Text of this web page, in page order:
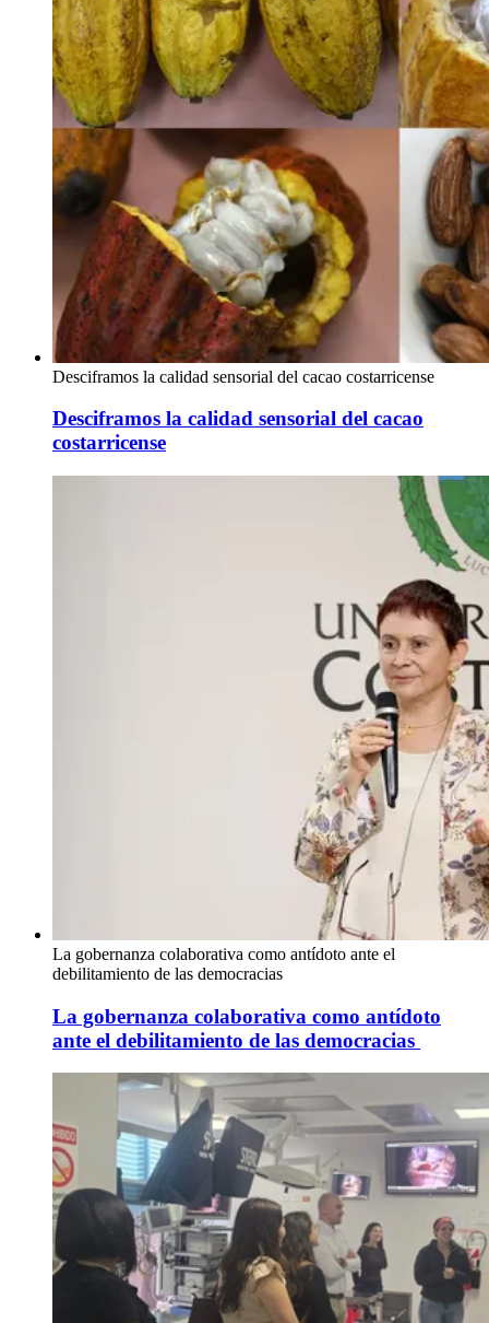
Desciframos la calidad sensorial del cacao costarricense
Desciframos la calidad sensorial del cacao
costarricense
La gobernanza colaborativa como antídoto ante el
debilitamiento de las democracias
La gobernanza colaborativa como antídoto
ante el debilitamiento de las democracias